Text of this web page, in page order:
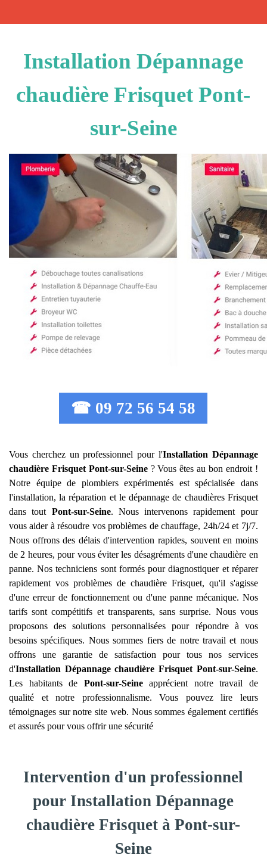
Installation Dépannage
chaudière Frisquet Pont-
sur-Seine
☎ 09 72 56 54 58
Vous cherchez un professionnel pour l'Installation Dépannage
chaudière Frisquet Pont-sur-Seine? Vous êtes au bon endroit !
Notre équipe de plombiers expérimentés est spécialisée dans
l'installation, la réparation et le dépannage de chaudières Frisquet
dans tout Pont-sur-Seine. Nous intervenons rapidement pour
vous aider à résoudre vos problèmes de chauffage, 24h/24 et 7j/7.
Nous offrons des délais d'intervention rapides, souvent en moins
de 2 heures, pour vous éviter les désagréments d'une chaudière en
panne. Nos techniciens sont formés pour diagnostiquer et réparer
rapidement vos problèmes de chaudière Frisquet, qu'il s'agisse
d'une erreur de fonctionnement ou d'une panne mécanique. Nos
tarifs sont compétitifs et transparents, sans surprise. Nous vous
proposons des solutions personnalisées pour répondre à vos
besoins spécifiques. Nous sommes fiers de notre travail et nous
offrons une garantie de satisfaction pour tous nos services
d'Installation Dépannage chaudière Frisquet Pont-sur-Seine.
Les habitants de Pont-sur-Seineapprécient notre travail de
qualité et notre professionnalisme. Vous pouvez lire leurs
témoignages sur notre site web. Nous sommes également certifiés
et assurés pour vous offrir une sécurité
Intervention d'un professionnel
pour Installation Dépannage
chaudière Frisquet à Pont-sur-
Seine